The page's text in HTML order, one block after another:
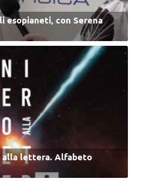
esopianeti, con Serena
alla lettera. Alfabeto